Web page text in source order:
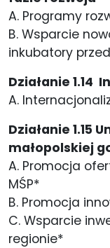
A. Programy
B. Wsparcie
inkubatory
Działanie 1.14
A.
Działanie 1.15
małopolskiej
A. Promocja
MŚP*
B. Promocja
C. Wsparcie
regionie*